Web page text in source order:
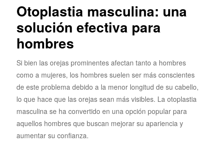
Otoplastia masculina: una
solución efectiva para
hombres
Si bien las orejas prominentes afectan tanto a hombres
como a mujeres, los hombres suelen ser más conscientes
de este problema debido a la menor longitud de su cabello,
lo que hace que las orejas sean más visibles. La otoplastia
masculina se ha convertido en una opción popular para
aquellos hombres que buscan mejorar su apariencia y
aumentar su confianza.